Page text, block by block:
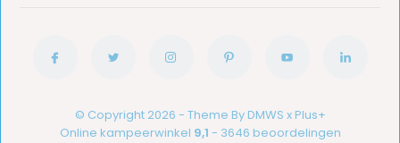
© Copyright 2026 - Theme By DMWS x Plus+
Online kampeerwinkel 9,1 - 3646 beoordelingen